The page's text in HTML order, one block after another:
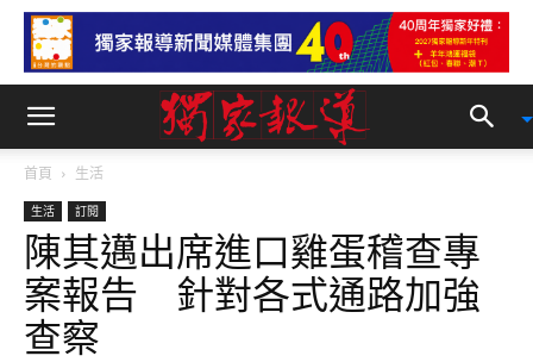
首頁 生活
生活 訂閱
陳其邁出席進口雞蛋稽查專
案報告 針對各式通路加強
查察